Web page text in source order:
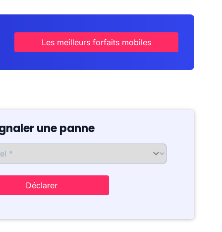
Les meilleurs forfaits mobiles
une panne
Déclarer